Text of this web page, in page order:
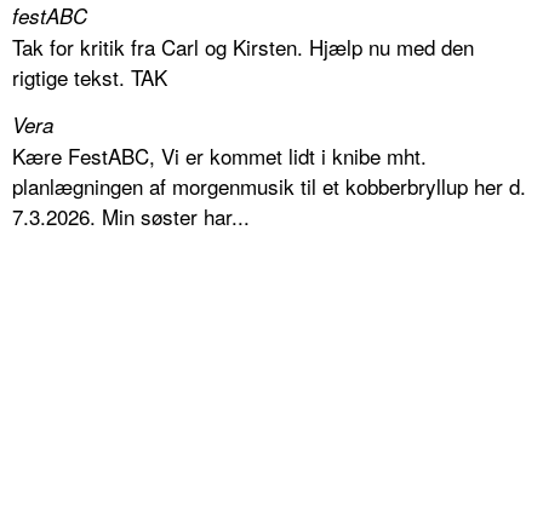
festABC
Tak for kritik fra Carl og Kirsten. Hjælp nu med den
rigtige tekst. TAK
Vera
Kære FestABC, Vi er kommet lidt i knibe mht.
planlægningen af morgenmusik til et kobberbryllup her d.
7.3.2026. Min søster har...